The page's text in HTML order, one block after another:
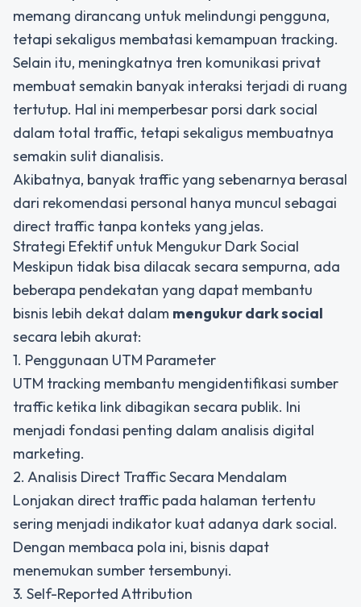
memang dirancang untuk melindungi pengguna,
tetapi sekaligus membatasi kemampuan tracking.
Selain itu, meningkatnya tren komunikasi privat
membuat semakin banyak interaksi terjadi di ruang
tertutup. Hal ini memperbesar porsi dark social
dalam total traffic, tetapi sekaligus membuatnya
semakin sulit dianalisis.
Akibatnya, banyak traffic yang sebenarnya berasal
dari rekomendasi personal hanya muncul sebagai
direct traffic tanpa konteks yang jelas.
Strategi Efektif untuk Mengukur Dark Social
Meskipun tidak bisa dilacak secara sempurna, ada
beberapa pendekatan yang dapat membantu
bisnis lebih dekat dalam mengukur dark social
secara lebih akurat:
1. Penggunaan UTM Parameter
UTM tracking membantu mengidentifikasi sumber
traffic ketika link dibagikan secara publik. Ini
menjadi fondasi penting dalam analisis digital
marketing.
2. Analisis Direct Traffic Secara Mendalam
Lonjakan direct traffic pada halaman tertentu
sering menjadi indikator kuat adanya dark social.
Dengan membaca pola ini, bisnis dapat
menemukan sumber tersembunyi.
3. Self-Reported Attribution